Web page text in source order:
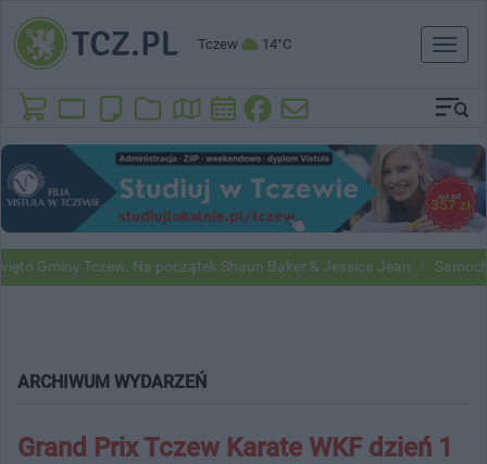
Tczew 14°C
Toggle
Gminy Tczew. Na początek Shaun Baker & Jessica Jean Samochody
ARCHIWUM WYDARZEŃ
Grand Prix Tczew Karate WKF dzień 1